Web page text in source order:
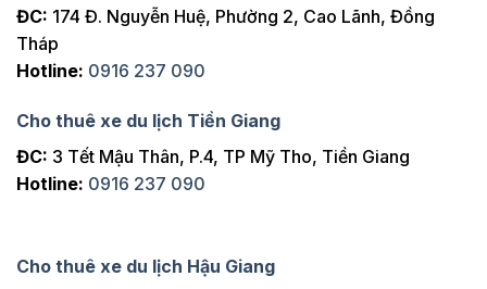
ĐC: 174 Đ. Nguyễn Huệ, Phường 2, Cao Lãnh, Đồng
Tháp
Hotline: 0916 237 090
Cho thuê xe du lịch Tiền Giang
ĐC: 3 Tết Mậu Thân, P.4, TP Mỹ Tho, Tiền Giang
Hotline: 0916 237 090
Cho thuê xe du lịch Hậu Giang